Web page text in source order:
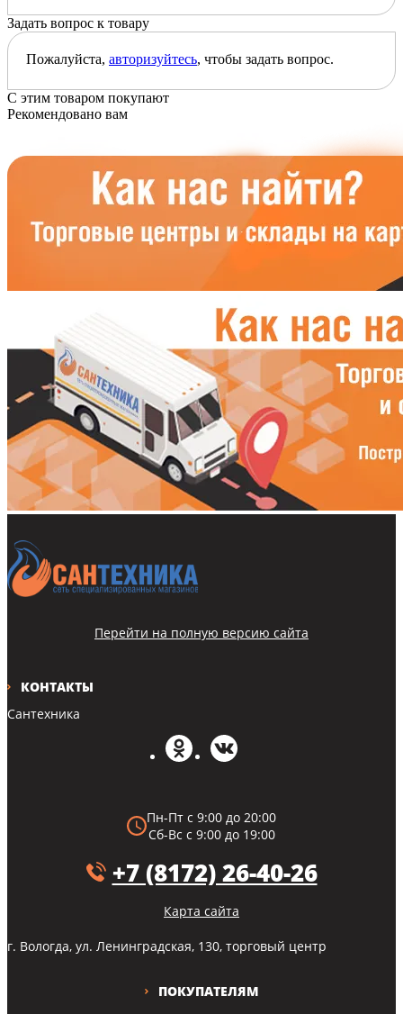
Задать вопрос к товару
Пожалуйста, авторизуйтесь, чтобы задать вопрос.
С этим товаром покупают
Рекомендовано вам
ПОКУПАТЕЛЯМ
КОНТАКТЫ
Сантехника
Пн-Пт с 9:00 до 20:00
Сб-Вс с 9:00 до 19:00
+7 (8172) 26-40-26
Карта сайта
г. Вологда, ул. Ленинградская, 130, торговый центр
Перейти на полную версию сайта